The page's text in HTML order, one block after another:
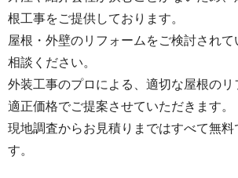
根工事をご提供しております。
屋根・外壁のリフォームをご検討され
相談ください。
外装工事のプロによる、適切な屋根のリ
適正価格でご提案させていただきます。
現地調査からお見積りまではすべて無料
す。